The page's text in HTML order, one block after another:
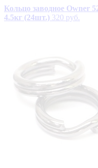
Кольцо заводное Owner
4.5кг (24шт.) 320 руб.